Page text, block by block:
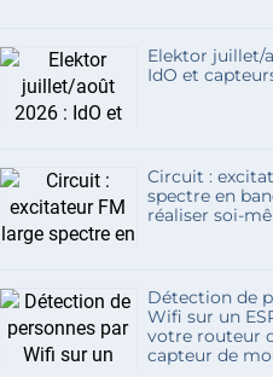
Elektor juillet/
IdO et
Circuit :
spectre en
réaliser soi-
Détection de
Wifi sur un
votre routeur
capteur de